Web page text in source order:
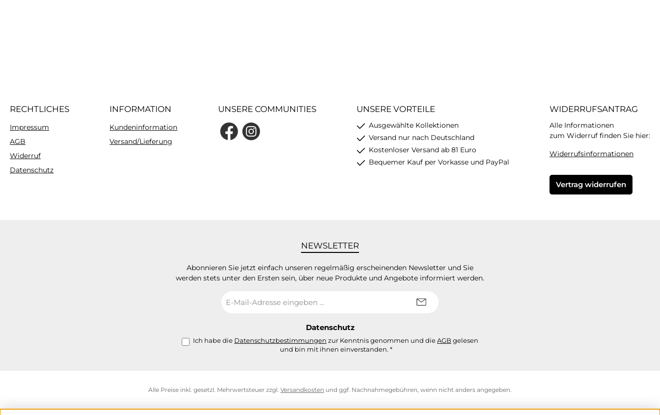
RECHTLICHES
Impressum
AGB
Widerruf
Datenschutz
INFORMATION
Kundeninformation
Versand/Lieferung
UNSERE COMMUNITIES
FacebookInstagram
UNSERE VORTEILE
Ausgewählte Kollektionen
Versand nur nach Deutschland
Kostenloser Versand ab 81 Euro
Bequemer Kauf per Vorkasse und PayPal
WIDERRUFSANTRAG
Alle Informationen
zum Widerruf finden Sie hier:
Widerrufsinformationen
Vertrag widerrufen
NEWSLETTER
Abonnieren Sie jetzt einfach unseren regelmäßig erscheinenden Newsletter und Sie
werden stets unter den Ersten sein, über neue Produkte und Angebote informiert werden.
Mail-
Datenschutz
Ich habe die Datenschutzbestimmungen zur Kenntnis genommen und dieAGB gelesen
und bin mit ihnen einverstanden. *
Alle Preise inkl. gesetzl. Mehrwertsteuer zzgl. Versandkosten und ggf. Nachnahmegebühren, wenn nicht anders angegeben.